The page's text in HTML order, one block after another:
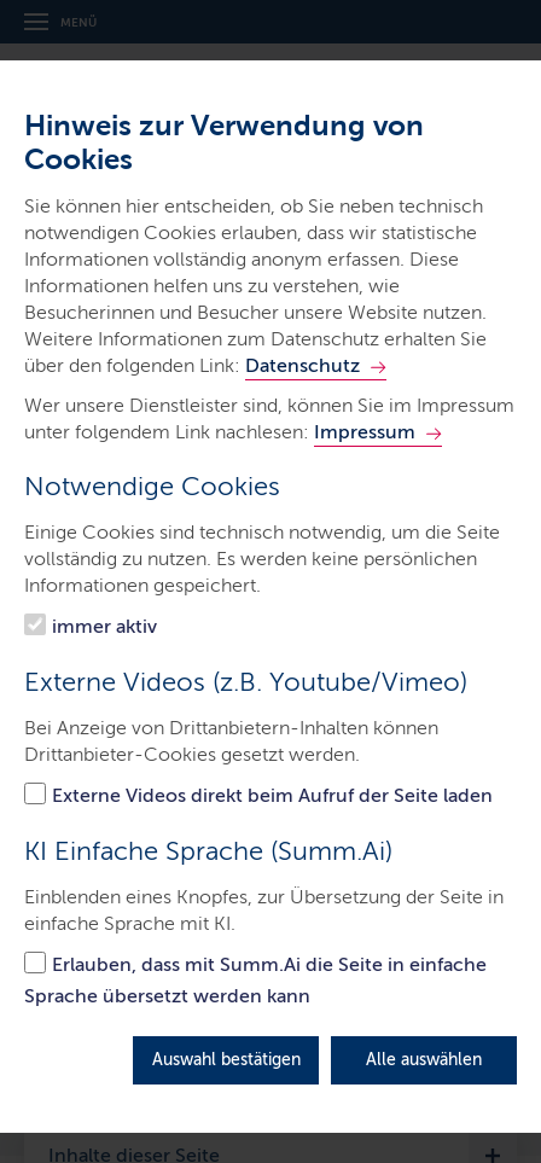
Hinweis zur Verwendung von
Cookies
Sie können hier entscheiden, ob Sie neben technisch
notwendigen Cookies erlauben, dass wir statistische
Informationen vollständig anonym erfassen. Diese
Informationen helfen uns zu verstehen, wie
Besucherinnen und Besucher unsere Website nutzen.
Weitere Informationen zum Datenschutz erhalten Sie
über den folgenden Link: Datenschutz
Wer unsere Dienstleister sind, können Sie im Impressum
unter folgendem Link nachlesen: Impressum
Notwendige Cookies
Einige Cookies sind technisch notwendig, um die Seite
vollständig zu nutzen. Es werden keine persönlichen
Informationen gespeichert.
immer aktiv
Externe Videos (z.B. Youtube/Vimeo)
Bei Anzeige von Drittanbietern-Inhalten können
Drittanbieter-Cookies gesetzt werden.
Externe Videos direkt beim Aufruf der Seite laden
KI Einfache Sprache (Summ.Ai)
Einblenden eines Knopfes, zur Übersetzung der Seite in
einfache Sprache mit KI.
Erlauben, dass mit Summ.Ai die Seite in einfache
Sprache übersetzt werden kann
Auswahl bestätigen Alle auswählen
MENÜ
Archäologisches Landesamt
Schleswig-Holstein
Ministerien & Behörden
Start
Organisation
Informationen
Projekte
Welterbe
Detektorinfos
Neuer Naturpfad im Herzen des
UNESCO-Welterbes -
Verbindung von Welterbe, Naturerlebnis und
Klimaschutz in Dannewerk
Inhalte dieser Seite